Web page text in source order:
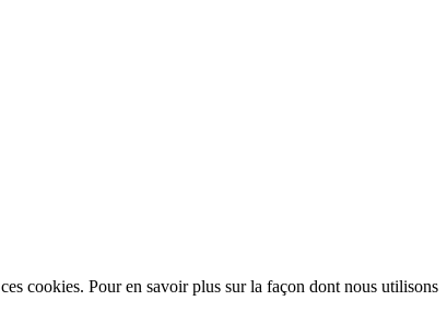
cookies. Pour en savoir plus sur la façon dont nous utilisons